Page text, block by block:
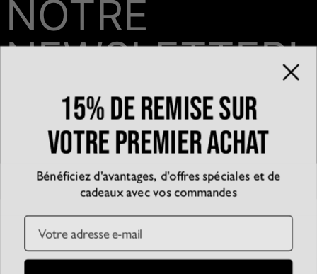
NOTRE
NEWSLETTER!
QUI SOMMES-NOUS?
Blog
D’accessibilité
Témoignages
Suivre votre commande
Conditions générales
SERVICE CLIENT
Centre d'aide
15% de remise sur
votre premier achat
Bénéficiez d'avantages, d'offres spéciales et de
cadeaux avec vos commandes
Email